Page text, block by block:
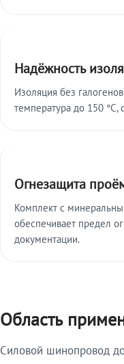
Надёжность
Изоляция без
температура до 150
Огнезащита
Комплект с
обеспечивает предел
документации.
Область
Силовой шинопровод